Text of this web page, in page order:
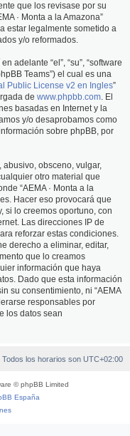
que los revisase por su
· Monta a la Amazona”
estar legalmente sometido a
y/o reformados.
adelante “el”, “su”, “software
Teams”) el cual es una
Public License v2 en Ingles”
de www.phpbb.com. El
basadas en Internet y la
y/o desaprobamos como
sobre phpBB, por
obsceno, vulgar,
otro material que
“AEMA · Monta a la
Hacer eso provocará que
si lo creemos oportuno, con
Las direcciones IP de
reforzar estas condiciones.
derecho a eliminar, editar,
que lo creamos
información que haya
Dado que esta información
su consentimiento, ni “AEMA
responsables por
los datos sean
Todos los horarios son UTC+02:00
© phpBB Limited
España